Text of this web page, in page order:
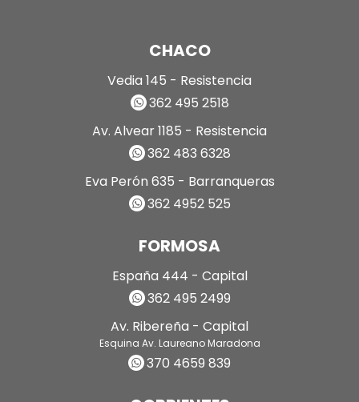
CHACO
Vedia 145 - Resistencia
362 495 2518
Av. Alvear 1185 - Resistencia
362 483 6328
Eva Perón 635 - Barranqueras
362 4952 525
FORMOSA
España 444 - Capital
362 495 2499
Av. Ribereña - Capital
Esquina Av. Laureano Maradona
370 4659 839